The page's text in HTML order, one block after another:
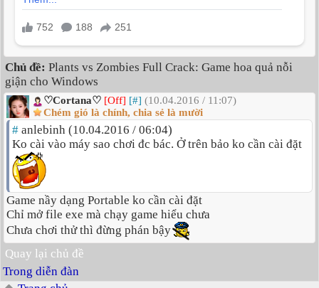
Chủ đề: Plants vs Zombies Full Crack: Game hoa quả nỗi
giận cho Windows
♡Cortana♡ [Off] [#] (10.04.2016 / 11:07)
Chém gió là chính, chia sẻ là mười
# anlebinh (10.04.2016 / 06:04)
Ko cài vào máy sao chơi đc bác. Ở trên bảo ko cần cài đặt
Game nầy dạng Portable ko cần cài đặt
Chỉ mở file exe mà chạy game hiểu chưa
Chưa chơi thử thì đừng phán bậy
Quay lại chủ đề
Trong diễn đàn